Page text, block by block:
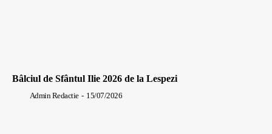
Bâlciul de Sfântul Ilie 2026 de la Lespezi
Admin Redactie - 15/07/2026